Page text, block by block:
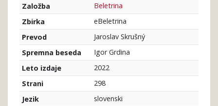
Založba
Beletrina
Zbirka
eBeletrina
Prevod
Jaroslav Skrušný
Spremna beseda
Igor Grdina
Leto izdaje
2022
Strani
298
Jezik
slovenski